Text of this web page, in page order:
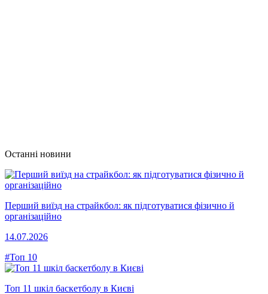
Останні новини
Перший виїзд на страйкбол: як підготуватися фізично й
організаційно
14.07.2026
#Топ 10
Топ 11 шкіл баскетболу в Києві